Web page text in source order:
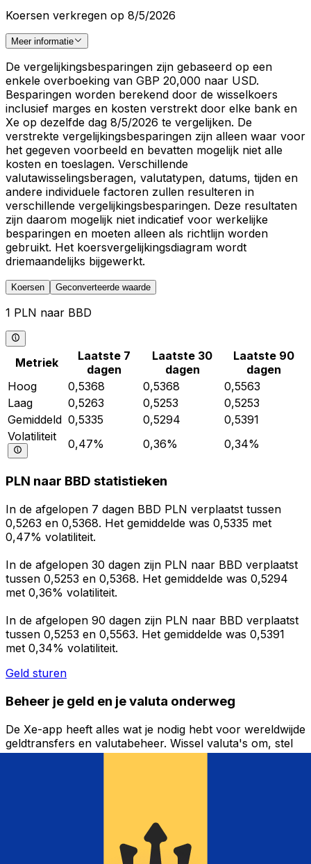
Koersen verkregen op 8/5/2026
Meer informatie
De vergelijkingsbesparingen zijn gebaseerd op een
enkele overboeking van GBP 20,000 naar USD.
Besparingen worden berekend door de wisselkoers
inclusief marges en kosten verstrekt door elke bank en
Xe op dezelfde dag 8/5/2026 te vergelijken. De
verstrekte vergelijkingsbesparingen zijn alleen waar voor
het gegeven voorbeeld en bevatten mogelijk niet alle
kosten en toeslagen. Verschillende
valutawisselingsberagen, valutatypen, datums, tijden en
andere individuele factoren zullen resulteren in
verschillende vergelijkingsbesparingen. Deze resultaten
zijn daarom mogelijk niet indicatief voor werkelijke
besparingen en moeten alleen als richtlijn worden
gebruikt. Het koersvergelijkingsdiagram wordt
driemaandelijks bijgewerkt.
Koersen Geconverteerde waarde
1 PLN naar BBD
Metriek
Laatste 7
dagen
Laatste 30
dagen
Laatste 90
dagen
Hoog
0,5368 0,5368
0,5563
Laag
0,5263 0,5253
0,5253
Gemiddeld 0,5335 0,5294
0,5391
Volatiliteit
0,47% 0,36% 0,34%
PLN naar BBD statistieken
In de afgelopen 7 dagen BBD PLN verplaatst tussen
0,5263 en 0,5368. Het gemiddelde was 0,5335 met
0,47% volatiliteit.
In de afgelopen 30 dagen zijn PLN naar BBD verplaatst
tussen 0,5253 en 0,5368. Het gemiddelde was 0,5294
met 0,36% volatiliteit.
In de afgelopen 90 dagen zijn PLN naar BBD verplaatst
tussen 0,5253 en 0,5563. Het gemiddelde was 0,5391
met 0,34% volatiliteit.
Geld sturen
Beheer je geld en je valuta onderweg
De Xe-app heeft alles wat je nodig hebt voor wereldwijde
geldtransfers en valutabeheer. Wissel valuta's om, stel
koerswaarschuwingen in en maak geld over naar het